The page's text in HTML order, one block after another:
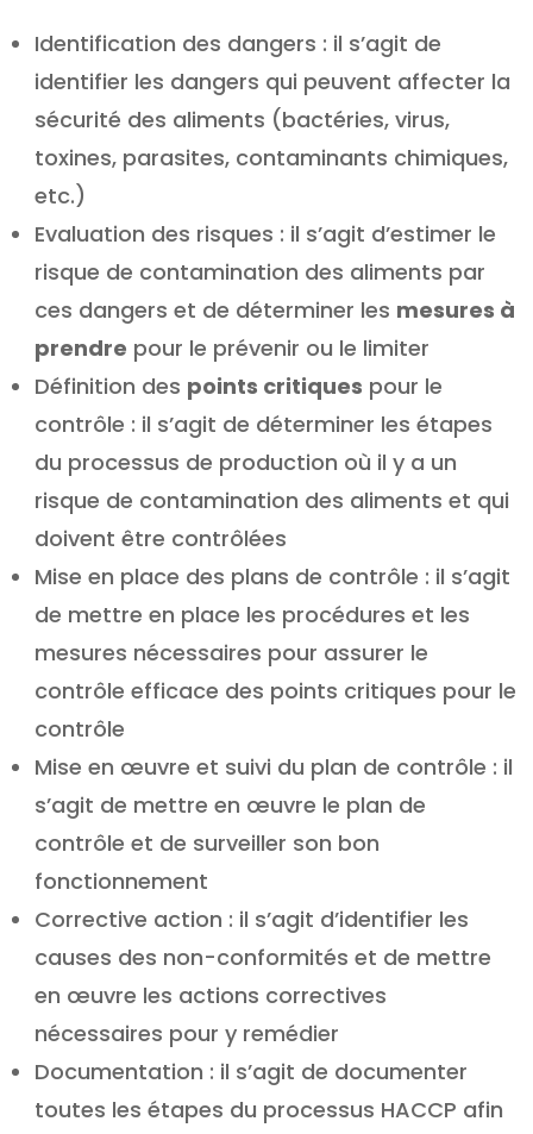
Identification des dangers : il s’agit de
identifier les dangers qui peuvent affecter la
sécurité des aliments (bactéries, virus,
toxines, parasites, contaminants chimiques,
etc.)
Evaluation des risques : il s’agit d’estimer le
risque de contamination des aliments par
ces dangers et de déterminer les mesures à
prendre pour le prévenir ou le limiter
Définition des points critiques pour le
contrôle : il s’agit de déterminer les étapes
du processus de production où il y a un
risque de contamination des aliments et qui
doivent être contrôlées
Mise en place des plans de contrôle : il s’agit
de mettre en place les procédures et les
mesures nécessaires pour assurer le
contrôle efficace des points critiques pour le
contrôle
Mise en œuvre et suivi du plan de contrôle : il
s’agit de mettre en œuvre le plan de
contrôle et de surveiller son bon
fonctionnement
Corrective action : il s’agit d’identifier les
causes des non-conformités et de mettre
en œuvre les actions correctives
nécessaires pour y remédier
Documentation : il s’agit de documenter
toutes les étapes du processus HACCP afin